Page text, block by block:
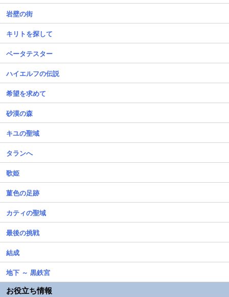
岩壁の街
キリトを探して
ベータテスター
ハイエルフの伝説
希望を求めて
砂漠の森
キユの聖域
タランへ
歌姫
菫色の足跡
カティの聖域
最後の挑戦
結成
地下 ～ 黒鉄宮
お役立ち情報